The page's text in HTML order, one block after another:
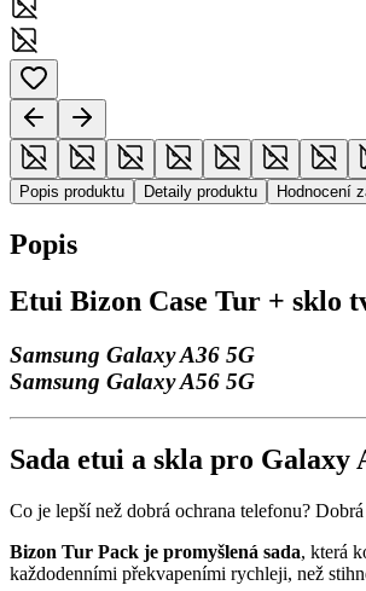
Popis produktu Detaily produktu Hodnocení
Popis
Etui Bizon Case Tur + sklo
Samsung Galaxy A36 5G
Samsung Galaxy A56 5G
Sada etui a skla pro Galaxy
Co je lepší než dobrá ochrana telefonu?
Bizon Tur Pack je promyšlená sada, která
každodenními překvapeními rychleji, než